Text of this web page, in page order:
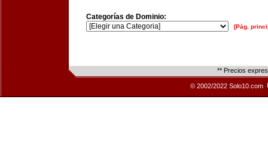
Categorías de Dominio:
[Pág.
** Precios
© 2002/2022 Solo10.com